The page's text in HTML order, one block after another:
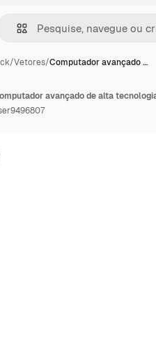
/Vetores/Computador avançado …